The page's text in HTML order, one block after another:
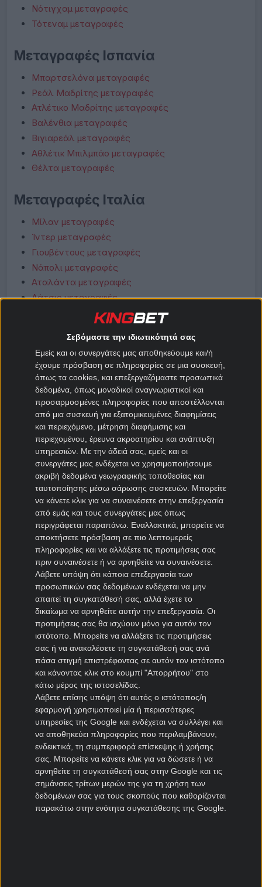
Σεβόμαστε την ιδιωτικότητά σας
Εμείς και οι συνεργάτες μας αποθηκεύουμε και/ή
έχουμε πρόσβαση σε πληροφορίες σε μια συσκευή,
όπως τα cookies, και επεξεργαζόμαστε προσωπικά
δεδομένα, όπως μοναδικοί αναγνωριστικοί και
προσαρμοσμένες πληροφορίες που αποστέλλονται
από μια συσκευή για εξατομικευμένες διαφημίσεις
και περιεχόμενο, μέτρηση διαφήμισης και
περιεχομένου, έρευνα ακροατηρίου και ανάπτυξη
υπηρεσιών. Με την άδειά σας, εμείς και οι
συνεργάτες μας ενδέχεται να χρησιμοποιήσουμε
ακριβή δεδομένα γεωγραφικής τοποθεσίας και
ταυτοποίησης μέσω σάρωσης συσκευών. Μπορείτε
να κάνετε κλικ για να συναινέσετε στην επεξεργασία
από εμάς και τους συνεργάτες μας όπως
περιγράφεται παραπάνω. Εναλλακτικά, μπορείτε να
αποκτήσετε πρόσβαση σε πιο λεπτομερείς
πληροφορίες και να αλλάξετε τις προτιμήσεις σας
πριν συναινέσετε ή να αρνηθείτε να συναινέσετε.
Λάβετε υπόψη ότι κάποια επεξεργασία των
προσωπικών σας δεδομένων ενδέχεται να μην
απαιτεί τη συγκατάθεσή σας, αλλά έχετε το
δικαίωμα να αρνηθείτε αυτήν την επεξεργασία. Οι
προτιμήσεις σας θα ισχύουν μόνο για αυτόν τον
ιστότοπο. Μπορείτε να αλλάξετε τις προτιμήσεις
σας ή να ανακαλέσετε τη συγκατάθεσή σας ανά
πάσα στιγμή επιστρέφοντας σε αυτόν τον ιστότοπο
και κάνοντας κλικ στο κουμπί "Απορρήτου" στο
κάτω μέρος της ιστοσελίδας.
Λάβετε επίσης υπόψη ότι αυτός ο ιστότοπος/η
εφαρμογή χρησιμοποιεί μία ή περισσότερες
υπηρεσίες της Google και ενδέχεται να συλλέγει και
να αποθηκεύει πληροφορίες που περιλαμβάνουν,
ενδεικτικά, τη συμπεριφορά επίσκεψης ή χρήσης
σας. Μπορείτε να κάνετε κλικ για να δώσετε ή να
αρνηθείτε τη συγκατάθεσή σας στην Google και τις
σημάνσεις τρίτων μερών της για τη χρήση των
δεδομένων σας για τους σκοπούς που καθορίζονται
παρακάτω στην ενότητα συγκατάθεσης της Google.
Νότιγχαμ μεταγραφές
Τότεναμ μεταγραφές
Μεταγραφές Ισπανία
Μπαρτσελόνα μεταγραφές
Ρεάλ Μαδρίτης μεταγραφές
Ατλέτικο Μαδρίτης μεταγραφές
Βαλένθια μεταγραφές
Βιγιαρεάλ μεταγραφές
Αθλέτικ Μπιλμπάο μεταγραφές
Θέλτα μεταγραφές
Μεταγραφές Ιταλία
Μίλαν μεταγραφές
Ίντερ μεταγραφές
Γιουβέντους μεταγραφές
Νάπολι μεταγραφές
Αταλάντα μεταγραφές
Λάτσιο μεταγραφές
Ρόμα μεταγραφές
Κόμο μεταγραφές
Μπολόνια μεταγραφές
Μεταγραφές Bundesliga
Μπάγερν μεταγραφές
Ντόρτμουντ μεταγραφές
Αμβούργο μεταγραφές
Λεβερκούζεν μεταγραφές
Άιντραχτ Φρανκφούρτης μεταγραφές
Μεταγραφές Γαλλία
Παρί Σεν Ζερμέν μεταγραφές
Μονακό μεταγραφές
Μαρσέιγ μεταγραφές
Λυών μεταγραφές
Μεταγραφές Super League 2
Ηρακλής μεταγραφές
ΠΑΣ Γιάννινα μεταγραφές
Πανιώνιος μεταγραφές
Καλλιθέα μεταγραφές
Καλαμάτα μεταγραφές
Νίκη Βόλου μεταγραφές
Μεταγραφές Cyprus League
Πάφος μεταγραφές
ΑΠΟΕΛ μεταγραφές
ΑΕΚ Λάρνακας μεταγραφές
Ομόνοια μεταγραφές